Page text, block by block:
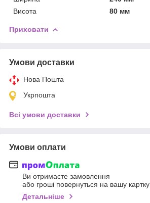
Висота
80 мм
Приховати
Умови доставки
Нова Пошта
Укрпошта
Всі умови доставки
Умови оплати
Ви отримаєте замовлення
або гроші повернуться на вашу картку
Детальніше